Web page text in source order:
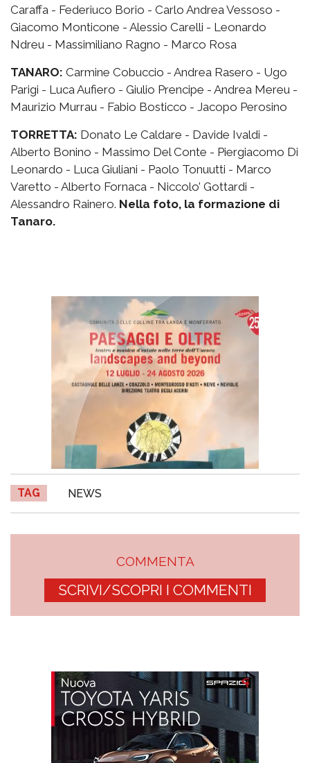
Caraffa - Federiuco Borio - Carlo Andrea Vessoso -
Giacomo Monticone - Alessio Carelli - Leonardo
Ndreu - Massimiliano Ragno - Marco Rosa
TANARO: Carmine Cobuccio - Andrea Rasero - Ugo
Parigi - Luca Aufiero - Giulio Prencipe - Andrea Mereu -
Maurizio Murrau - Fabio Bosticco - Jacopo Perosino
TORRETTA: Donato Le Caldare - Davide Ivaldi -
Alberto Bonino - Massimo Del Conte - Piergiacomo Di
Leonardo - Luca Giuliani - Paolo Tonuutti - Marco
Varetto - Alberto Fornaca - Niccolo’ Gottardi -
Alessandro Rainero. Nella foto, la formazione di
Tanaro.
TAG NEWS
COMMENTA
SCRIVI/SCOPRI I COMMENTI